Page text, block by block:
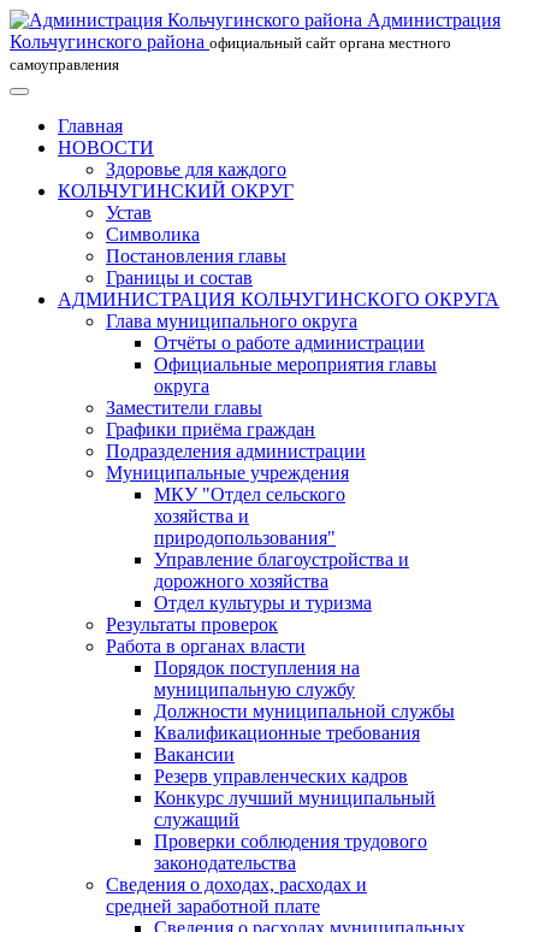
Администрация
Кольчугинского района официальный сайт органа местного
самоуправления
Главная
НОВОСТИ
Здоровье для каждого
КОЛЬЧУГИНСКИЙ ОКРУГ
Устав
Символика
Постановления главы
Границы и состав
АДМИНИСТРАЦИЯ КОЛЬЧУГИНСКОГО ОКРУГА
Глава муниципального округа
Отчёты о работе администрации
Официальные мероприятия главы
округа
Заместители главы
Графики приёма граждан
Подразделения администрации
Муниципальные учреждения
МКУ "Отдел сельского
хозяйства и
природопользования"
Управление благоустройства и
дорожного хозяйства
Отдел культуры и туризма
Результаты проверок
Работа в органах власти
Порядок поступления на
муниципальную службу
Должности муниципальной службы
Квалификационные требования
Вакансии
Резерв управленческих кадров
Конкурс лучший муниципальный
служащий
Проверки соблюдения трудового
законодательства
Сведения о доходах, расходах и
средней заработной плате
Сведения о расходах муниципальных